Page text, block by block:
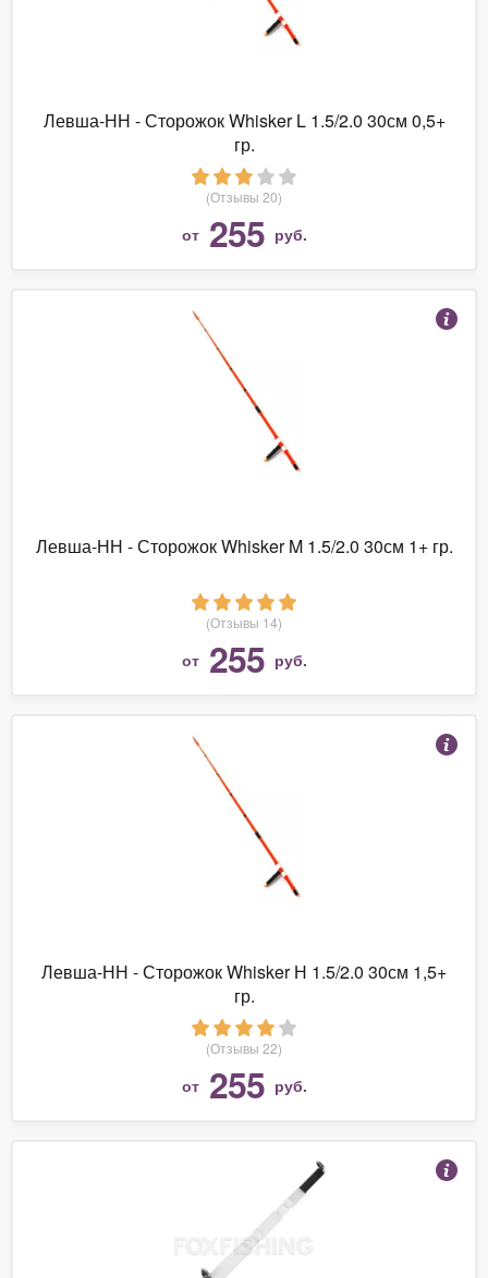
Левша-НН - Сторожок Whisker L 1.5/2.0 30см 0,5+
гр.
(Отзывы 20)
от 255 руб.
Левша-НН - Сторожок Whisker M 1.5/2.0 30см 1+ гр.
(Отзывы 14)
от 255 руб.
Левша-НН - Сторожок Whisker Н 1.5/2.0 30см 1,5+
гр.
(Отзывы 22)
от 255 руб.